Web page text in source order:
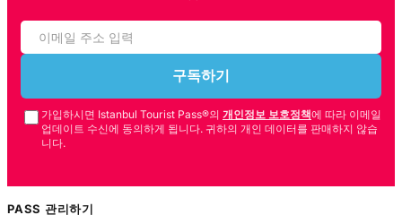
구독하기
가입하시면 Istanbul Tourist Pass®의 개인정보 보호정책에 따라 이메일
업데이트 수신에 동의하게 됩니다. 귀하의 개인 데이터를 판매하지 않습
니다.
PASS 관리하기